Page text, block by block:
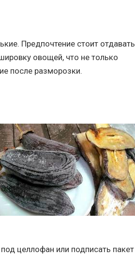
Предпочтение стоит отдавать
овощей, что не только
после разморозки.
целлофан или подписать пакет